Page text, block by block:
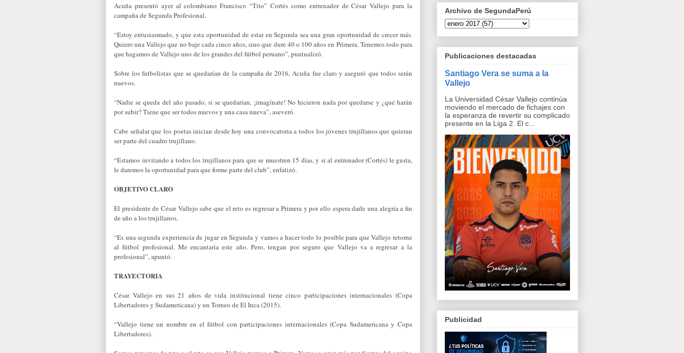
Acuña presentó ayer al colombiano Francisco “Tito” Cortés como entrenador de César Vallejo para la
campaña de Segunda Profesional.
“Estoy entusiasmado, y que esta oportunidad de estar en Segunda sea una gran oportunidad de crecer más.
Quiero una Vallejo que no baje cada cinco años, sino que dure 40 o 100 años en Primera. Tenemos todo para
que hagamos de Vallejo uno de los grandes del fútbol peruano”, puntualizó.
Sobre los futbolistas que se quedarían de la campaña de 2016, Acuña fue claro y aseguró que todos serán
nuevos.
“Nadie se queda del año pasado, si se quedarían, ¡imagínate! No hicieron nada por quedarse y ¿qué harán
por subir? Tiene que ser todos nuevos y una casa nueva”, aseveró.
Cabe señalar que los poetas inician desde hoy una convocatoria a todos los jóvenes trujillanos que quieran
ser parte del cuadro trujillano.
“Estamos invitando a todos los trujillanos para que se muestren 15 días, y si al entrenador (Cortés) le gusta,
le daremos la oportunidad para que forme parte del club”, enfatizó.
OBJETIVO CLARO
El presidente de César Vallejo sabe que el reto es regresar a Primera y por ello espera darle una alegría a fin
de año a los trujillanos.
“Es una segunda experiencia de jugar en Segunda y vamos a hacer todo lo posible para que Vallejo retorne
al fútbol profesional. Me encantaría este año. Pero, tengan por seguro que Vallejo va a regresar a la
profesional”, apuntó.
TRAYECTORIA
César Vallejo en sus 21 años de vida institucional tiene cinco participaciones internacionales (Copa
Libertadores y Sudamericana) y un Torneo de El Inca (2015).
“Vallejo tiene un nombre en el fútbol con participaciones internacionales (Copa Sudamericana y Copa
Libertadores).
Archivo de SegundaPerú
Publicaciones destacadas
Santiago Vera se suma a la
Vallejo
La Universidad César Vallejo continúa
moviendo el mercado de fichajes con
la esperanza de revertir su complicado
presente en la Liga 2. El c...
Publicidad